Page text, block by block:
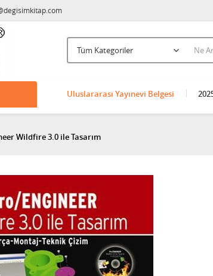
Uluslararası Yayınevi Belgesi
Wildfire 3.0 ile Tasarım